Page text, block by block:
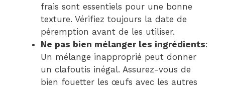
frais sont essentiels pour une bonne
texture. Vérifiez toujours la date de
péremption avant de les utiliser.
Ne pas bien mélanger les ingrédients:
Un mélange inapproprié peut donner
un clafoutis inégal. Assurez-vous de
bien fouetter les œufs avec les autres